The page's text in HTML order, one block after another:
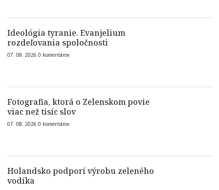
Ideológia tyranie. Evanjelium
rozdeľovania spoločnosti
07. 08. 2026 0 komentárov
Fotografia, ktorá o Zelenskom povie
viac než tisíc slov
07. 08. 2026 0 komentárov
Holandsko podporí výrobu zeleného
vodíka